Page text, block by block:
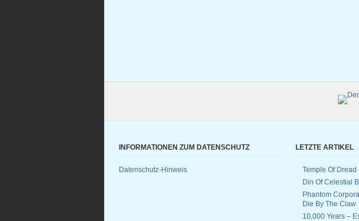
INFORMATIONEN ZUM DATENSCHUTZ
Datenschutz-Hinweis
LETZTE ARTIKEL
Temple Of
Din Of Celestial
Phantom
Die By The Claw
10,000 Years –